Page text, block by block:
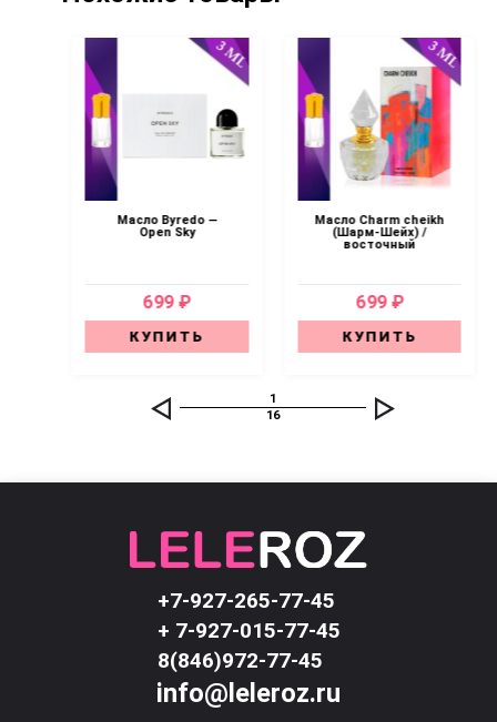
Масло Byredo —
Open Sky
699 ₽
КУПИТЬ
Масло Charm cheikh
(Шарм-Шейх) /
восточный
699 ₽
КУПИТЬ
1
16
+7-927-265-77-45
+ 7-927-015-77-45
8(846)972-77-45
info@leleroz.ru